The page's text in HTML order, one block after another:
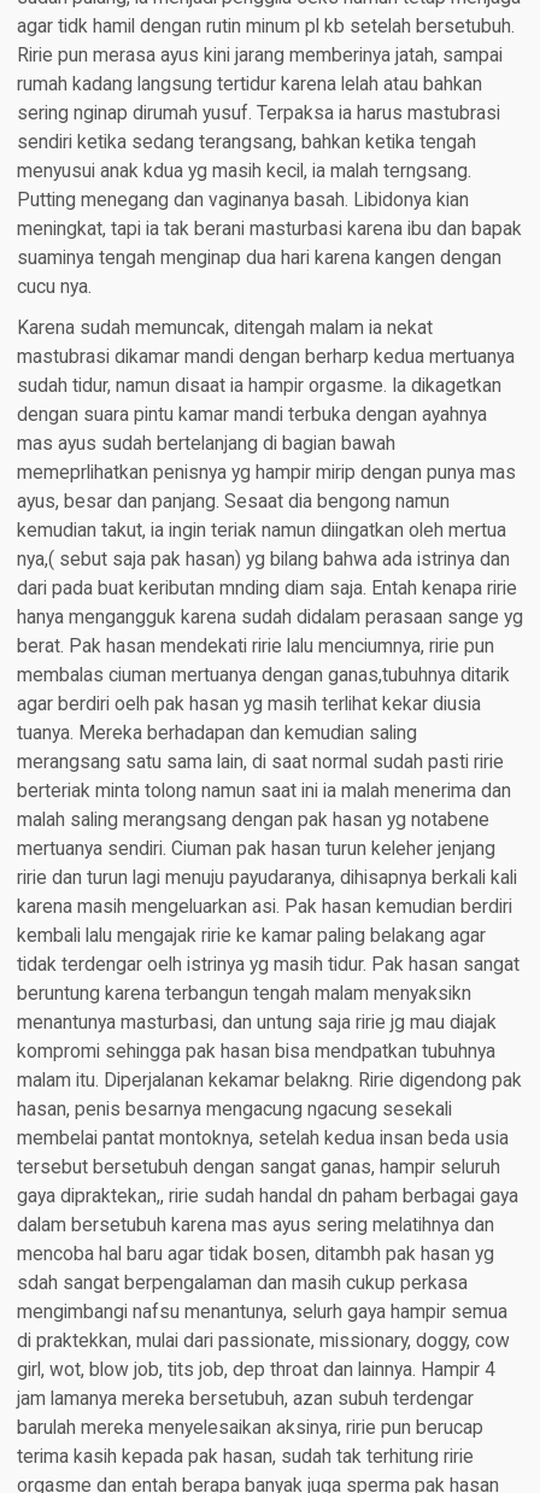
agar tidk hamil dengan rutin minum pl kb setelah bersetubuh.
Ririe pun merasa ayus kini jarang memberinya jatah, sampai
rumah kadang langsung tertidur karena lelah atau bahkan
sering nginap dirumah yusuf. Terpaksa ia harus mastubrasi
sendiri ketika sedang terangsang, bahkan ketika tengah
menyusui anak kdua yg masih kecil, ia malah terngsang.
Putting menegang dan vaginanya basah. Libidonya kian
meningkat, tapi ia tak berani masturbasi karena ibu dan bapak
suaminya tengah menginap dua hari karena kangen dengan
cucu nya.
Karena sudah memuncak, ditengah malam ia nekat
mastubrasi dikamar mandi dengan berharp kedua mertuanya
sudah tidur, namun disaat ia hampir orgasme. Ia dikagetkan
dengan suara pintu kamar mandi terbuka dengan ayahnya
mas ayus sudah bertelanjang di bagian bawah
memeprlihatkan penisnya yg hampir mirip dengan punya mas
ayus, besar dan panjang. Sesaat dia bengong namun
kemudian takut, ia ingin teriak namun diingatkan oleh mertua
nya,( sebut saja pak hasan) yg bilang bahwa ada istrinya dan
dari pada buat keributan mnding diam saja. Entah kenapa ririe
hanya mengangguk karena sudah didalam perasaan sange yg
berat. Pak hasan mendekati ririe lalu menciumnya, ririe pun
membalas ciuman mertuanya dengan ganas,tubuhnya ditarik
agar berdiri oelh pak hasan yg masih terlihat kekar diusia
tuanya. Mereka berhadapan dan kemudian saling
merangsang satu sama lain, di saat normal sudah pasti ririe
berteriak minta tolong namun saat ini ia malah menerima dan
malah saling merangsang dengan pak hasan yg notabene
mertuanya sendiri. Ciuman pak hasan turun keleher jenjang
ririe dan turun lagi menuju payudaranya, dihisapnya berkali kali
karena masih mengeluarkan asi. Pak hasan kemudian berdiri
kembali lalu mengajak ririe ke kamar paling belakang agar
tidak terdengar oelh istrinya yg masih tidur. Pak hasan sangat
beruntung karena terbangun tengah malam menyaksikn
menantunya masturbasi, dan untung saja ririe jg mau diajak
kompromi sehingga pak hasan bisa mendpatkan tubuhnya
malam itu. Diperjalanan kekamar belakng. Ririe digendong pak
hasan, penis besarnya mengacung ngacung sesekali
membelai pantat montoknya, setelah kedua insan beda usia
tersebut bersetubuh dengan sangat ganas, hampir seluruh
gaya dipraktekan,, ririe sudah handal dn paham berbagai gaya
dalam bersetubuh karena mas ayus sering melatihnya dan
mencoba hal baru agar tidak bosen, ditambh pak hasan yg
sdah sangat berpengalaman dan masih cukup perkasa
mengimbangi nafsu menantunya, selurh gaya hampir semua
di praktekkan, mulai dari passionate, missionary, doggy, cow
girl, wot, blow job, tits job, dep throat dan lainnya. Hampir 4
jam lamanya mereka bersetubuh, azan subuh terdengar
barulah mereka menyelesaikan aksinya, ririe pun berucap
terima kasih kepada pak hasan, sudah tak terhitung ririe
orgasme dan entah berapa banyak juga sperma pak hasan